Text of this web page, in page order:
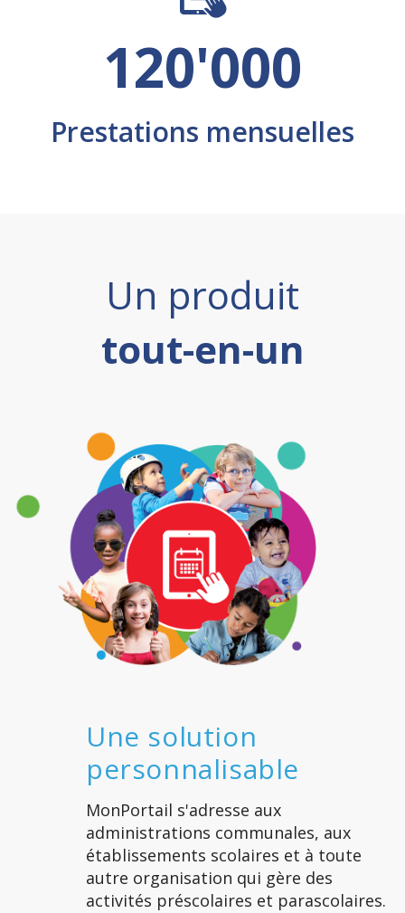
120'000
Prestations mensuelles
Un produit
tout-en-un
Une solution
personnalisable
MonPortail s'adresse aux
administrations communales, aux
établissements scolaires et à toute
autre organisation qui gère des
activités préscolaires et parascolaires.